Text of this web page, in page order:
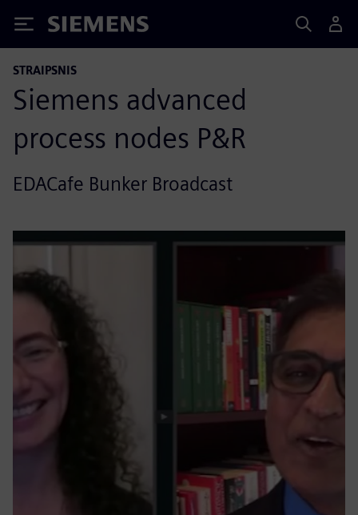
Siemens
STRAIPSNIS
Siemens advanced
process nodes P&R
EDACafe Bunker Broadcast